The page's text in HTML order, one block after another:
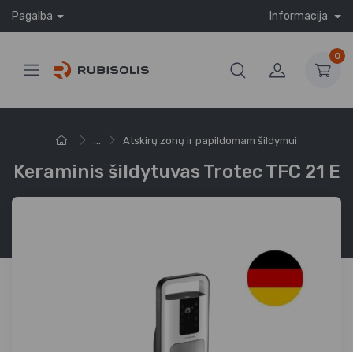
Pagalba Informacija
0
... Atskirų zonų ir papildomam šildymui
Keraminis šildytuvas Trotec TFC 21 E